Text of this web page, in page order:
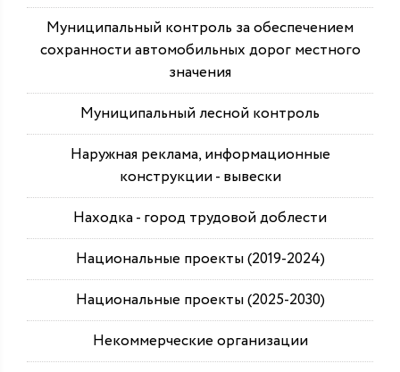
Муниципальный контроль за обеспечением
сохранности автомобильных дорог местного
значения
Муниципальный лесной контроль
Наружная реклама, информационные
конструкции - вывески
Находка - город трудовой доблести
Национальные проекты (2019-2024)
Национальные проекты (2025-2030)
Некоммерческие организации